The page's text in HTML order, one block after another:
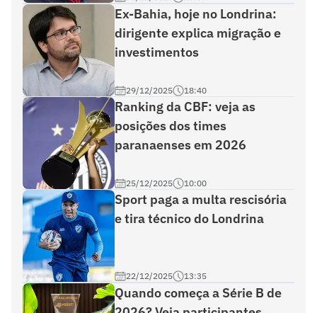
Ex-Bahia, hoje no Londrina:
dirigente explica migração e
investimentos
29/12/2025 18:40
Ranking da CBF: veja as
posições dos times
paranaenses em 2026
25/12/2025 10:00
Sport paga a multa rescisória
e tira técnico do Londrina
22/12/2025 13:35
Quando começa a Série B de